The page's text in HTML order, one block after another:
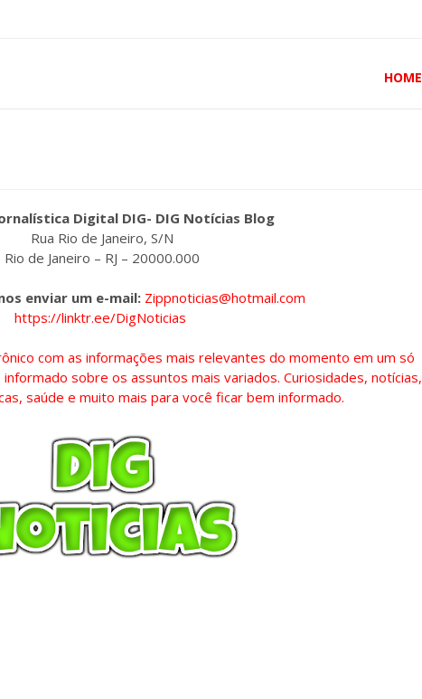
HOME
Digital DIG- DIG Notícias Blog
Rua Rio de Janeiro, S/N
Rio de Janeiro – RJ – 20000.000
enviar um e-mail: Zippnoticias@hotmail.com
https://linktr.ee/DigNoticias
com as informações mais relevantes do momento em um só
sobre os assuntos mais variados. Curiosidades, notícias,
saúde e muito mais para você ficar bem informado.